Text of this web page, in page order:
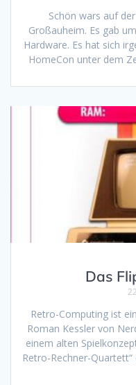
Schön wars auf
Großauheim. Es gab
Hardware. Es hat sich
HomeCon unter dem
Das
Retro-Computing ist
Roman Kessler von
einem alten
Retro-Rechner-